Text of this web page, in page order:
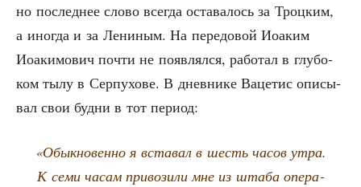
но послед­нее сло­во все­гда оста­ва­лось за Троц­ким,
а ино­гда и за Лени­ным. На пере­до­вой Иоаким
Иоаки­мо­вич почти не появ­лял­ся, рабо­тал в глу­бо­
ком тылу в Сер­пу­хо­ве. В днев­ни­ке Ваце­тис опи­сы­
вал свои буд­ни в тот период:
«Обык­но­вен­но я вста­вал в шесть часов утра.
К семи часам при­во­зи­ли мне из шта­ба опе­ра­